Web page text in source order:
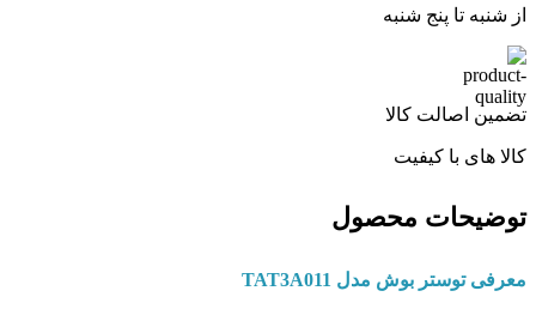
از شنبه تا پنج شنبه
تضمین اصالت کالا
کالا های با کیفیت
توضیحات محصول
معرفی توستر بوش مدل TAT3A011